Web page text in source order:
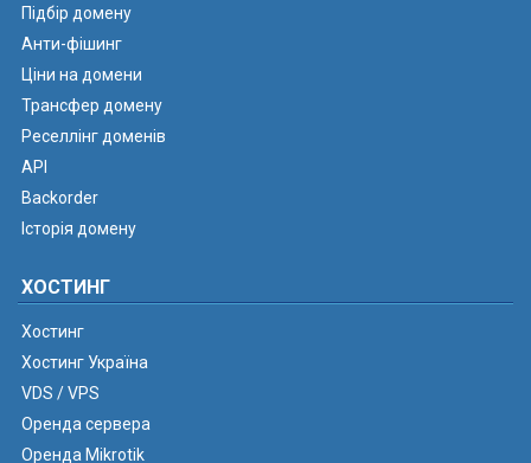
Підбір домену
Анти-фішинг
Ціни на домени
Трансфер домену
Реселлінг доменів
API
Backorder
Історія домену
ХОСТИНГ
Хостинг
Хостинг Україна
VDS / VPS
Оренда сервера
Оренда Mikrotik